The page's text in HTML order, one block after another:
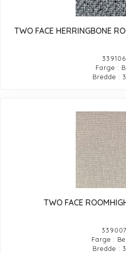
TWO FACE HERRINGBONE
339106
Farge :
Bredde :
TWO FACE
339007
Farge :
Bredde :